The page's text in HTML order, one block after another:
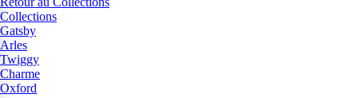
Collections
Gatsby
Arles
Twiggy
Charme
Oxford